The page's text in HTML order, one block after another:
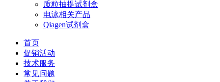
质粒抽提试剂盒
电泳相关产品
Qiagen试剂盒
首页
促销活动
技术服务
常见问题